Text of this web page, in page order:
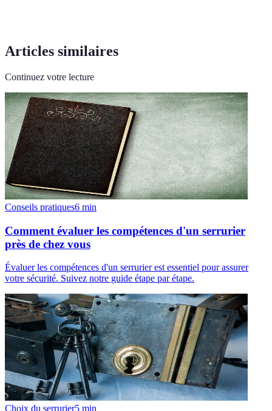
Articles similaires
Continuez votre lecture
Conseils pratiques6 min
Comment évaluer les compétences d'un serrurier
près de chez vous
Évaluer les compétences d'un serrurier est essentiel pour assurer
votre sécurité. Suivez notre guide étape par étape.
Choix du serrurier5 min